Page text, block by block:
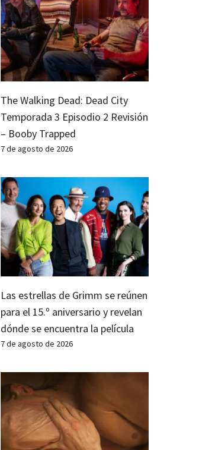
The Walking Dead: Dead City
Temporada 3 Episodio 2 Revisión
– Booby Trapped
7 de agosto de 2026
Las estrellas de Grimm se reúnen
para el 15.º aniversario y revelan
dónde se encuentra la película
7 de agosto de 2026